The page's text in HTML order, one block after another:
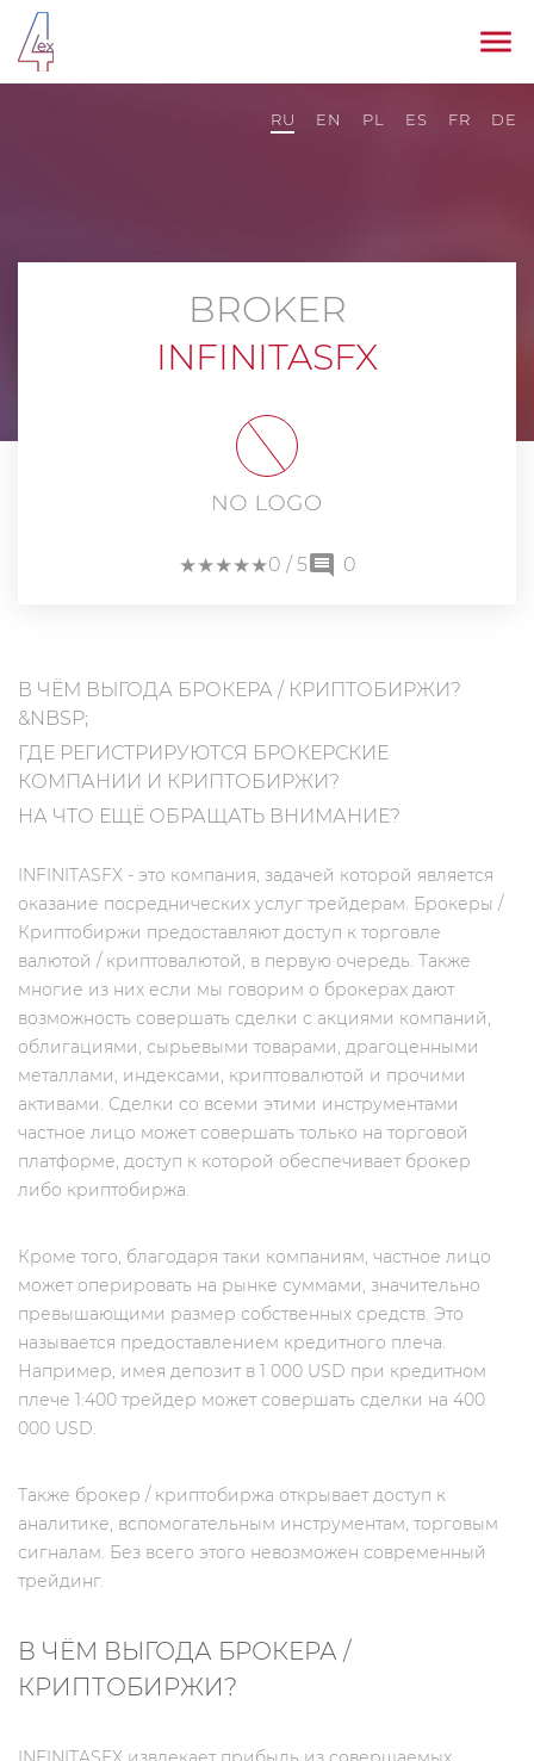
RU EN PL ES FR DE
BROKER
INFINITASFX
★★
★★
★★
★★
★★
0 / 5 0
В ЧЁМ ВЫГОДА БРОКЕРА / КРИПТОБИРЖИ?
&NBSP;
ГДЕ РЕГИСТРИРУЮТСЯ БРОКЕРСКИЕ
КОМПАНИИ И КРИПТОБИРЖИ?
НА ЧТО ЕЩЁ ОБРАЩАТЬ ВНИМАНИЕ?
INFINITASFX - это компания, задачей которой является
оказание посреднических услуг трейдерам. Брокеры /
Криптобиржи предоставляют доступ к торговле
валютой / криптовалютой, в первую очередь. Также
многие из них если мы говорим о брокерах дают
возможность совершать сделки с акциями компаний,
облигациями, сырьевыми товарами, драгоценными
металлами, индексами, криптовалютой и прочими
активами. Сделки со всеми этими инструментами
частное лицо может совершать только на торговой
платформе, доступ к которой обеспечивает брокер
либо криптобиржа.
Кроме того, благодаря таки компаниям, частное лицо
может оперировать на рынке суммами, значительно
превышающими размер собственных средств. Это
называется предоставлением кредитного плеча.
Например, имея депозит в 1 000 USD при кредитном
плече 1:400 трейдер может совершать сделки на 400
000 USD.
Также брокер / криптобиржа открывает доступ к
аналитике, вспомогательным инструментам, торговым
сигналам. Без всего этого невозможен современный
трейдинг.
В ЧЁМ ВЫГОДА БРОКЕРА /
КРИПТОБИРЖИ?